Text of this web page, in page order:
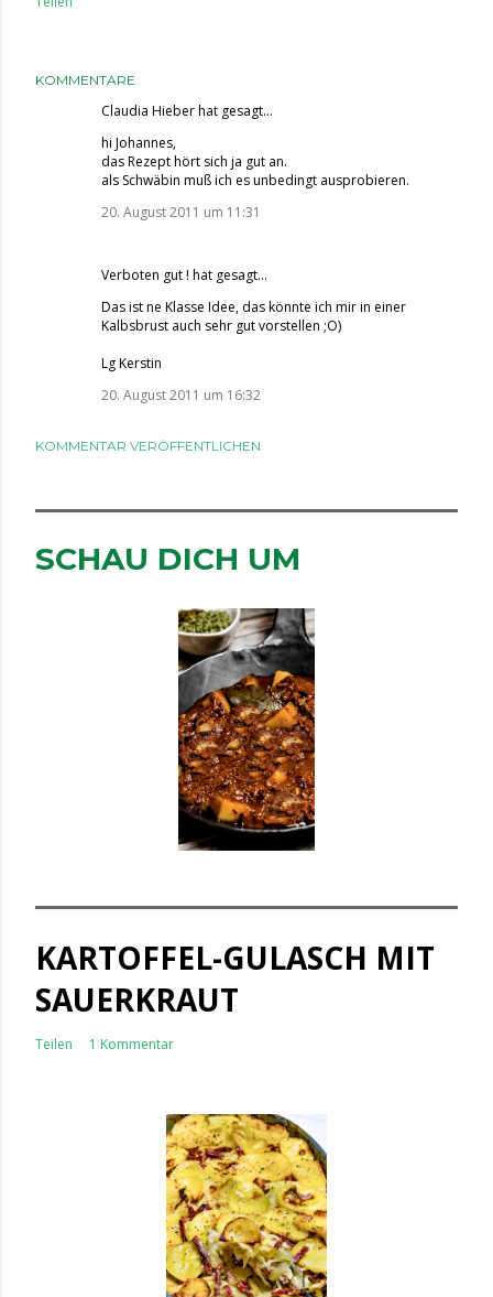
KOMMENTARE
Claudia Hieberhat gesagt…
hi Johannes,
das Rezept hört sich ja gut an.
als Schwäbin muß ich es unbedingt ausprobieren.
20. August 2011 um 11:31
Verboten gut ! hat gesagt…
Das ist ne Klasse Idee, das könnte ich mir in einer
Kalbsbrust auch sehr gut vorstellen ;O)
Lg Kerstin
20. August 2011 um 16:32
KOMMENTAR VERÖFFENTLICHEN
SCHAU DICH UM
KARTOFFEL-GULASCH MIT
SAUERKRAUT
Teilen 1 Kommentar